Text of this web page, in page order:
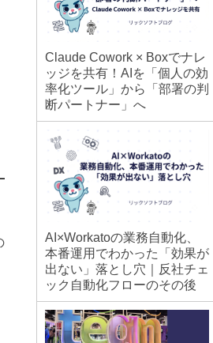
Claude Cowork × Boxでナレ
ッジを共有！AIを「個人の効
率化ツール」から「部署の判
断パートナー」へ
AI×Workatoの業務自動化、
本番運用でわかった「効果が
出ない」落とし穴｜反社チェ
ック自動化フローのその後